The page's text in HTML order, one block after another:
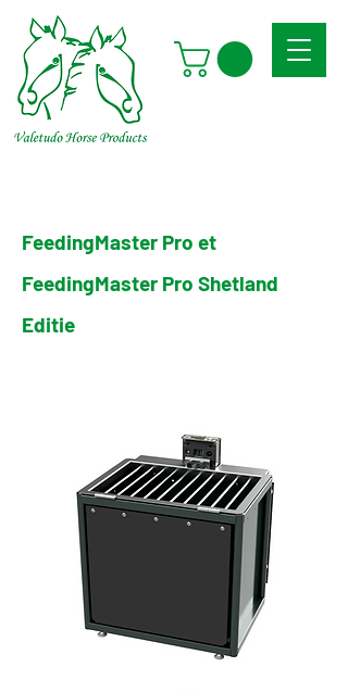
FeedingMaster Pro et
FeedingMaster Pro Shetland
Editie